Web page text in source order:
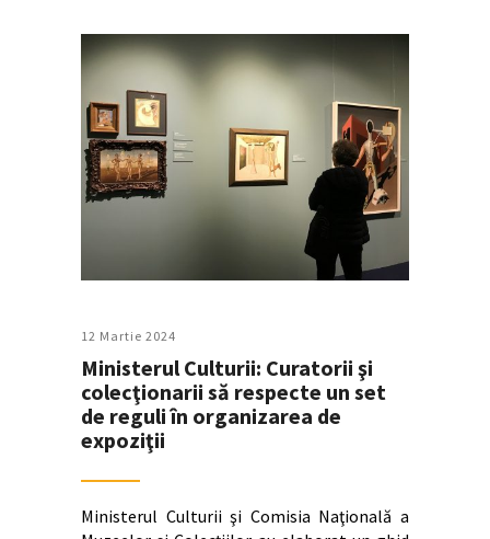
12 Martie 2024
Ministerul Culturii: Curatorii şi
colecţionarii să respecte un set
de reguli în organizarea de
expoziţii
Ministerul Culturii şi Comisia Naţională a